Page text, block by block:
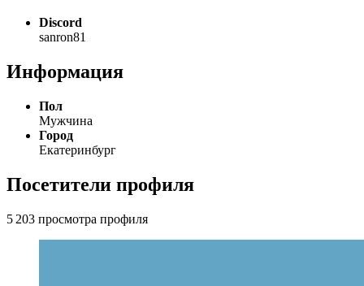
Discord
sanron81
Информация
Пол
Мужчина
Город
Екатеринбург
Посетители профиля
5 203 просмотра профиля